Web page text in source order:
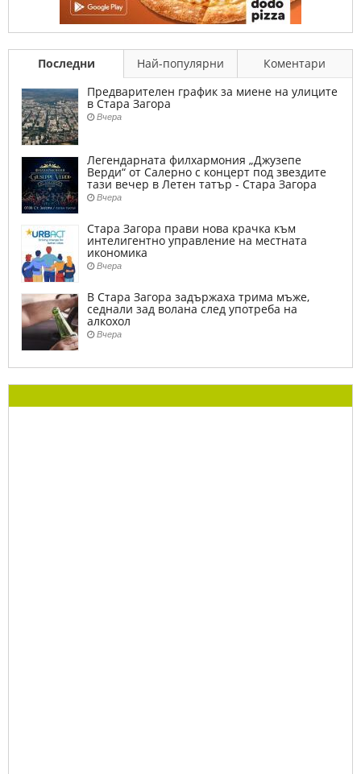
Последни Най-популярни
Коментари
Предварителен график за миене на улиците
в Стара Загора
Вчера
Легендарната филхармония „Джузепе
Верди“ от Салерно с концерт под звездите
тази вечер в Летен татър - Стара Загора
Вчера
Стара Загора прави нова крачка към
интелигентно управление на местната
икономика
Вчера
В Стара Загора задържаха трима мъже,
седнали зад волана след употреба на
алкохол
Вчера